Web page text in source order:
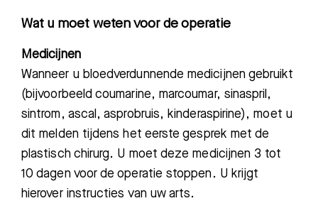
Wat u moet weten voor de operatie
Medicijnen
Wanneer u bloedverdunnende medicijnen gebruikt
(bijvoorbeeld coumarine, marcoumar, sinaspril,
sintrom, ascal, asprobruis, kinderaspirine), moet u
dit melden tijdens het eerste gesprek met de
plastisch chirurg. U moet deze medicijnen 3 tot
10 dagen voor de operatie stoppen. U krijgt
hierover instructies van uw arts.